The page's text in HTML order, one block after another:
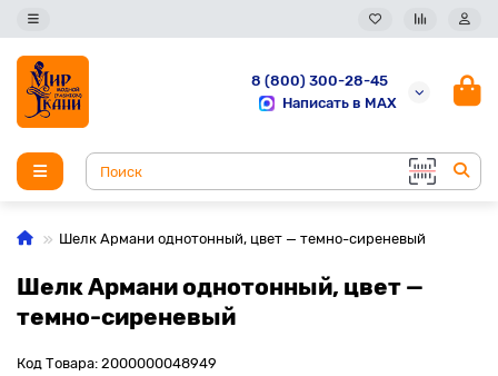
8 (800) 300-28-45
Написать в MAX
Шелк Армани однотонный, цвет — темно-сиреневый
Шелк Армани однотонный, цвет —
темно-сиреневый
Код Товара: 2000000048949